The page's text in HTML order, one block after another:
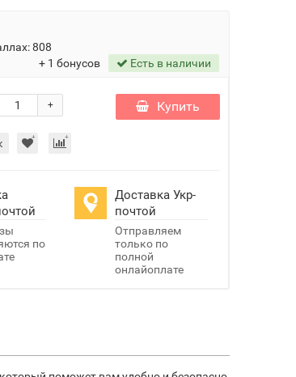
808
+ 1 бонусов
Есть в наличии
+ Купить
по
Доставка Укр-
почтой
Отправляем
только по
полной
онлайоплате